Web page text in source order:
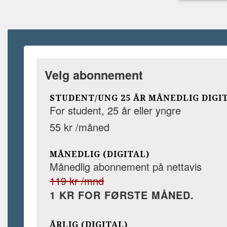
Velg abonnement
STUDENT/UNG 25 ÅR MÅNEDLIG
For student, 25 år eller yngre
55 kr /måned
MÅNEDLIG (DIGITAL)
Månedlig abonnement på nettavis
119 kr /mnd
1 KR FOR FØRSTE MÅNED.
ÅRLIG (DIGITAL)